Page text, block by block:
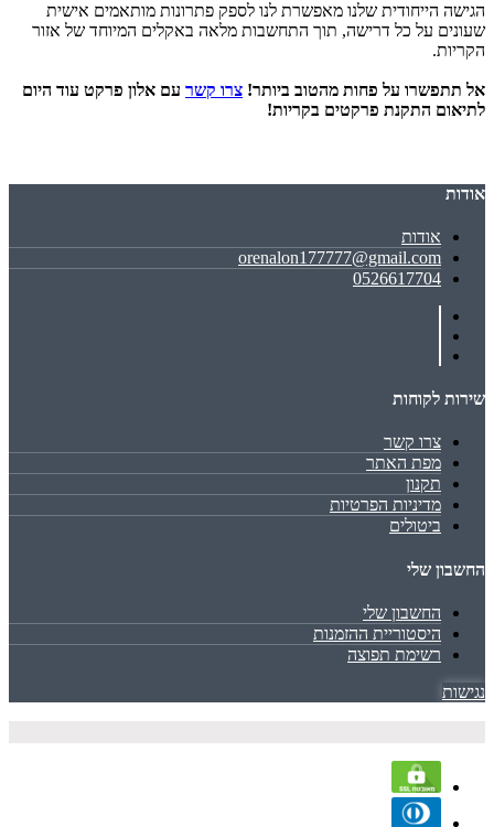
הגישה הייחודית שלנו מאפשרת לנו לספק פתרונות מותאמים אישית
שעונים על כל דרישה, תוך התחשבות מלאה באקלים המיוחד של אזור
הקריות.
אל תתפשרו על פחות מהטוב ביותר! צרו קשר עם אלון פרקט עוד היום
לתיאום התקנת פרקטים בקריות!
אודות
אודות
orenalon177777@gmail.com
0526617704
שירות לקוחות
צרו קשר
מפת האתר
תקנון
מדיניות הפרטיות
ביטולים
החשבון שלי
החשבון שלי
היסטוריית ההזמנות
רשימת תפוצה
נגישות